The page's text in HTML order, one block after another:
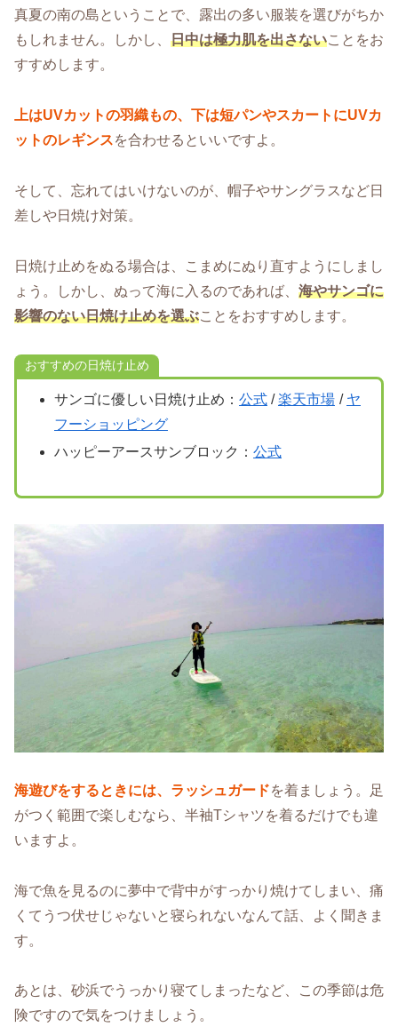
真夏の南の島ということで、露出の多い服装を選びがちか
もしれません。しかし、 日中は極力肌を出さないことをお
すすめします。
上はUVカットの羽織もの、下は短パンやスカートにUVカ
ットのレギンスを合わせるといいですよ。
そして、忘れてはいけないのが、帽子やサングラスなど日
差しや日焼け対策。
日焼け止めをぬる場合は、こまめにぬり直すようにしまし
ょう。しかし、ぬって海に入るのであれば、 海やサンゴに
影響のない日焼け止めを選ぶことをおすすめします。
おすすめの日焼け止め
サンゴに優しい日焼け止め： 公式/楽天市場 / ヤ
フーショッピング
ハッピーアースサンブロック： 公式
海遊びをするときには、ラッシュガードを着ましょう。足
がつく範囲で楽しむなら、半袖Tシャツを着るだけでも違
いますよ。
海で魚を見るのに夢中で背中がすっかり焼けてしまい、痛
くてうつ伏せじゃないと寝られないなんて話、よく聞きま
す。
あとは、砂浜でうっかり寝てしまったなど、この季節は危
険ですので気をつけましょう。